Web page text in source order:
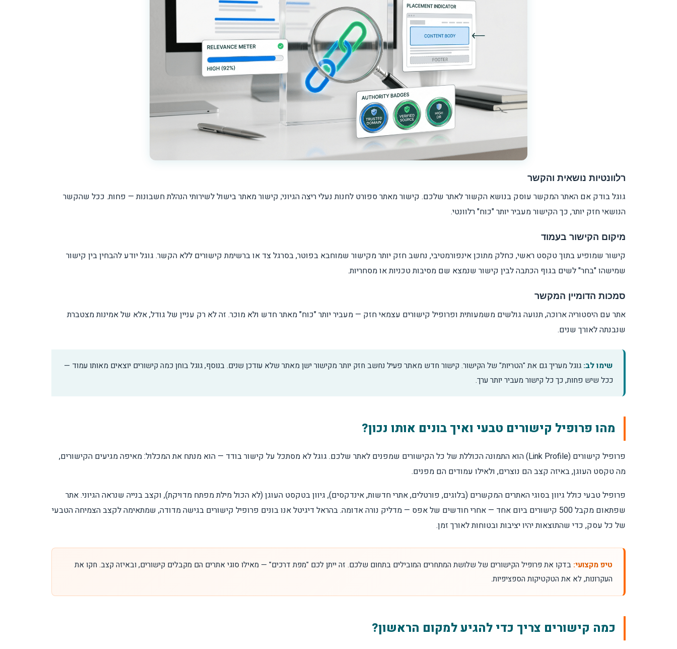
רלוונטיות נושאית והקשר
גוגל בודק אם האתר המקשר עוסק בנושא הקשור לאתר שלכם. קישור מאתר ספורט לחנות נעלי ריצה הגיוני; קישור מאתר בישול לשירותי הנהלת חשבונות — פחות. ככל שהקשר
הנושאי חזק יותר, כך הקישור מעביר יותר "כוח" רלוונטי.
מיקום הקישור בעמוד
קישור שמופיע בתוך טקסט ראשי, כחלק מתוכן אינפורמטיבי, נחשב חזק יותר מקישור שמוחבא בפוטר, בסרגל צד או ברשימת קישורים ללא הקשר. גוגל יודע להבחין בין קישור
שמישהו "בחר" לשים בגוף הכתבה לבין קישור שנמצא שם מסיבות טכניות או מסחריות.
סמכות הדומיין המקשר
אתר עם היסטוריה ארוכה, תנועה גולשים משמעותית ופרופיל קישורים עצמאי חזק — מעביר יותר "כוח" מאתר חדש ולא מוכר. זה לא רק עניין של גודל, אלא של אמינות מצטברת
שנבנתה לאורך שנים.
שימו לב: גוגל מעריך גם את "הטריות" של הקישור. קישור חדש מאתר פעיל נחשב חזק יותר מקישור ישן מאתר שלא עודכן שנים. בנוסף, גוגל בוחן כמה קישורים יוצאים מאותו עמוד —
ככל שיש פחות, כך כל קישור מעביר יותר ערך.
מהו פרופיל קישורים טבעי ואיך בונים אותו נכון?
פרופיל קישורים (Link Profile) הוא התמונה הכוללת של כל הקישורים שמפנים לאתר שלכם. גוגל לא מסתכל על קישור בודד — הוא מנתח את המכלול: מאיפה מגיעים הקישורים,
מה טקסט העוגן, באיזה קצב הם נוצרים, ולאילו עמודים הם מפנים.
פרופיל טבעי כולל גיוון בסוגי האתרים המקשרים (בלוגים, פורטלים, אתרי חדשות, אינדקסים), גיוון בטקסט העוגן (לא הכול מילת מפתח מדויקת), וקצב בנייה שנראה הגיוני. אתר
שפתאום מקבל 500 קישורים ביום אחד — אחרי חודשים של אפס — מדליק נורה אדומה. בהראל דיגיטל אנו בונים פרופיל קישורים בגישה מדודה, שמתאימה לקצב הצמיחה הטבעי
של כל עסק, כדי שהתוצאות יהיו יציבות ובטוחות לאורך זמן.
טיפ מקצועי: בדקו את פרופיל הקישורים של שלושת המתחרים המובילים בתחום שלכם. זה ייתן לכם "מפת דרכים" — מאילו סוגי אתרים הם מקבלים קישורים, ובאיזה קצב. חקו את
העקרונות, לא את הטקטיקות הספציפיות.
כמה קישורים צריך כדי להגיע למקום הראשון?